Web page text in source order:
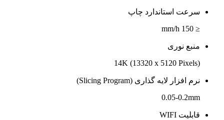
سرعت استاندارد چاپ
≤ 150 mm/h
منبع نوری
14K (13320 x 5120 Pixels)
نرم افزار لایه گذاری (Slicing Program)
0.05-0.2mm
قابلیت WIFI